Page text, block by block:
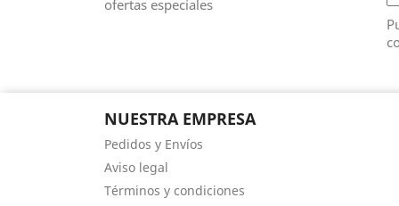
ofertas especiales
NUESTRA EMPRESA
Pedidos y Envíos
Aviso legal
Términos y condiciones